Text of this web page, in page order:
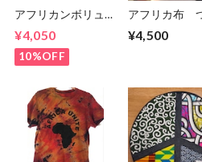
アフリカンボリュー
¥4,050
10%OFF
アフリカ布
【リバーシブ
¥4,500